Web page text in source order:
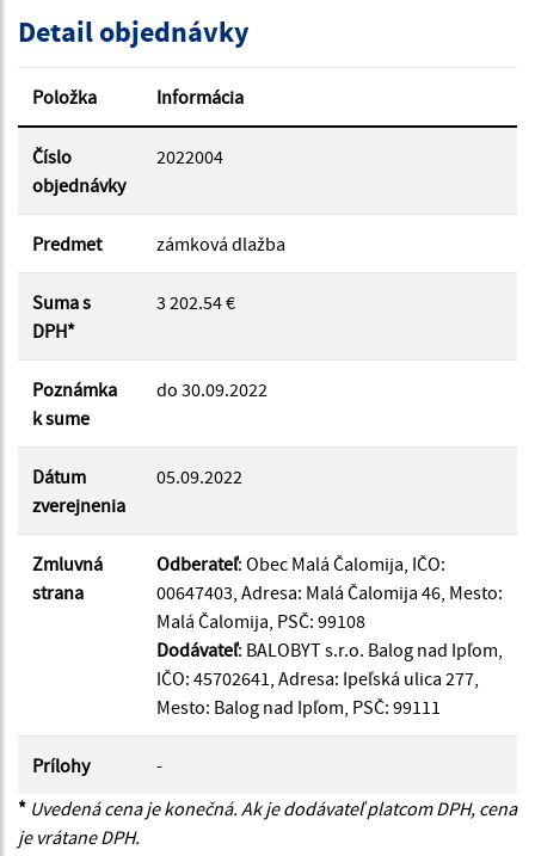
Typ dátumu:
Dátum od:
Dátum do:
Suma od:
Suma do:
Filtrovať
Detail objednávky
Položka Informácia
Číslo
objednávky
2022004
Predmet zámková dlažba
Suma s
DPH*
3 202.54 €
Poznámka
k sume
do 30.09.2022
Dátum
zverejnenia
05.09.2022
Zmluvná
strana
Odberateľ: Obec Malá Čalomija, IČO:
00647403, Adresa: Malá Čalomija 46, Mesto:
Malá Čalomija, PSČ: 99108
Dodávateľ: BALOBYT s.r.o. Balog nad Ipľom,
IČO: 45702641, Adresa: Ipeľská ulica 277,
Mesto: Balog nad Ipľom, PSČ: 99111
Prílohy
-
* Uvedená cena je konečná. Ak je dodávateľ platcom DPH, cena
je vrátane DPH.